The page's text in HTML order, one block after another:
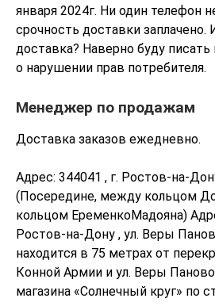
января 2024г. Ни один телефон
срочность доставки заплачено.
доставка? Наверно буду
о нарушении прав потребителя.
Менеджер по продажам
Доставка заказов ежедневно.
Адрес: 344041 , г. Ростов-на-
(Посередине, между кольцом
кольцом ЕременкоМадояна)
Ростов-на-Дону , ул. Веры
находится в 75 метрах от
Конной Армии и ул. Веры
магазина «Солнечный круг» по